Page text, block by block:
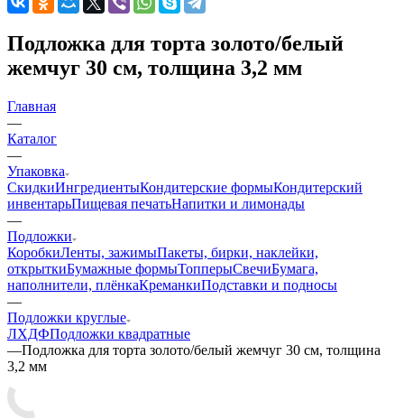
Подложка для торта золото/белый
жемчуг 30 см, толщина 3,2 мм
Главная
—
Каталог
—
Упаковка
СкидкиИнгредиентыКондитерские формыКондитерский
инвентарьПищевая печатьНапитки и лимонады
—
Подложки
КоробкиЛенты, зажимыПакеты, бирки, наклейки,
открыткиБумажные формыТопперыСвечиБумага,
наполнители, плёнкаКреманкиПодставки и подносы
—
Подложки круглые
ЛХДФПодложки квадратные
—Подложка для торта золото/белый жемчуг 30 см, толщина
3,2 мм